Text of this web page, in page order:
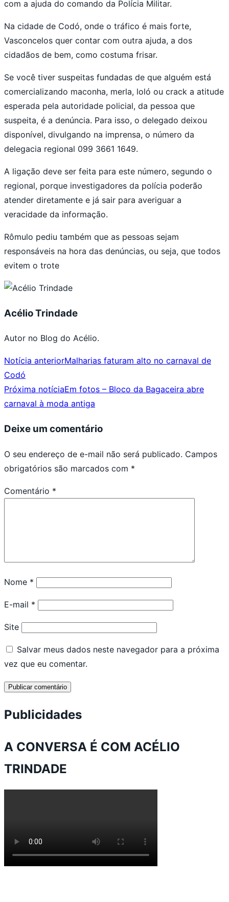
com a ajuda do comando da Polícia Militar.
Na cidade de Codó, onde o tráfico é mais forte,
Vasconcelos quer contar com outra ajuda, a dos
cidadãos de bem, como costuma frisar.
Se você tiver suspeitas fundadas de que alguém está
comercializando maconha, merla, loló ou crack a atitude
esperada pela autoridade policial, da pessoa que
suspeita, é a denúncia. Para isso, o delegado deixou
disponível, divulgando na imprensa, o número da
delegacia regional 099 3661 1649.
A ligação deve ser feita para este número, segundo o
regional, porque investigadores da polícia poderão
atender diretamente e já sair para averiguar a
veracidade da informação.
Rômulo pediu também que as pessoas sejam
responsáveis na hora das denúncias, ou seja, que todos
evitem o trote
Acélio Trindade
Autor no Blog do Acélio.
Notícia anteriorMalharias faturam alto no carnaval de
Codó
Próxima notíciaEm fotos – Bloco da Bagaceira abre
carnaval à moda antiga
Deixe um comentário
O seu endereço de e-mail não será publicado. Campos
obrigatórios são marcados com *
Comentário *
Nome *
E-mail *
Site
Salvar meus dados neste navegador para a próxima
vez que eu comentar.
Publicidades
A CONVERSA É COM ACÉLIO
TRINDADE